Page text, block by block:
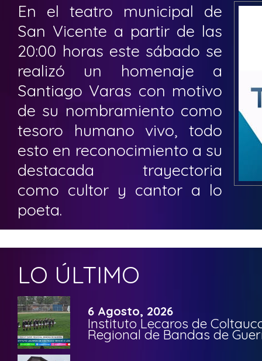
En el teatro municipal de
San Vicente a partir de las
20:00 horas este sábado se
realizó un homenaje a
Santiago Varas con motivo
de su nombramiento como
tesoro humano vivo, todo
esto en reconocimiento a su
destacada trayectoria
como cultor y cantor a lo
poeta.
LO ÚLTIMO
6 Agosto, 2026
Instituto Lecaros de
Regional de Bandas de